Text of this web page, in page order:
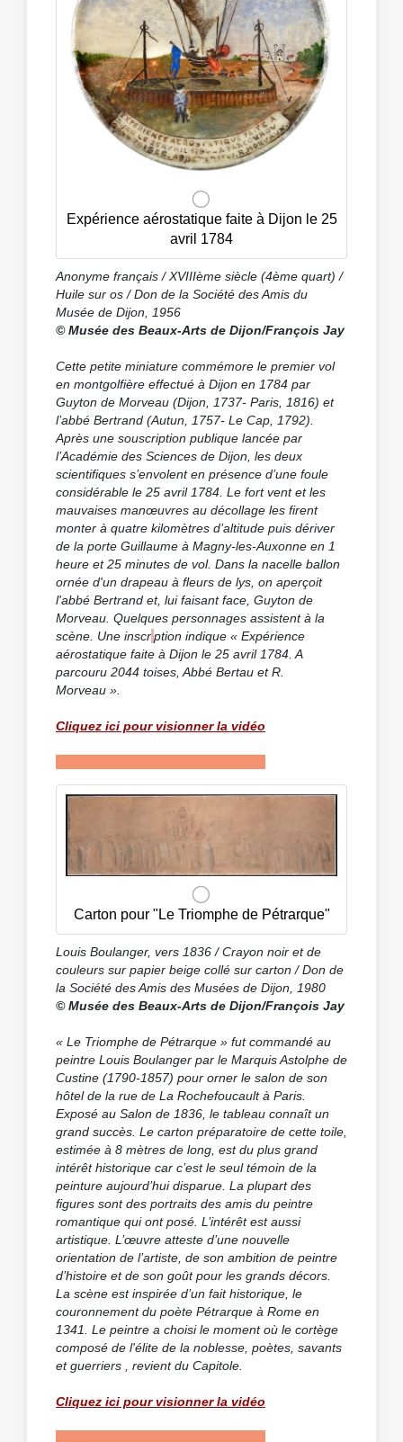
Expérience aérostatique faite à Dijon le 25
avril 1784
Anonyme français / XVIIIème siècle (4ème quart) /
Huile sur os / Don de la Société des Amis du
Musée de Dijon, 1956
© Musée des Beaux-Arts de Dijon/François Jay
Cette petite miniature commémore le premier vol
en montgolfière effectué à Dijon en 1784 par
Guyton de Morveau (Dijon, 1737- Paris, 1816) et
l’abbé Bertrand (Autun, 1757- Le Cap, 1792).
Après une souscription publique lancée par
l’Académie des Sciences de Dijon, les deux
scientifiques s’envolent en présence d’une foule
considérable le 25 avril 1784. Le fort vent et les
mauvaises manœuvres au décollage les firent
monter à quatre kilomètres d’altitude puis dériver
de la porte Guillaume à Magny-les-Auxonne en 1
heure et 25 minutes de vol. Dans la nacelle ballon
ornée d'un drapeau à fleurs de lys, on aperçoit
l'abbé Bertrand et, lui faisant face, Guyton de
Morveau. Quelques personnages assistent à la
scène. Une inscrption indique « Expérience
aérostatique faite à Dijon le 25 avril 1784. A
parcouru 2044 toises, Abbé Bertau et R.
Morveau ».
Cliquez ici pour visionner la vidéo
Carton pour "Le Triomphe de Pétrarque"
Louis Boulanger, vers 1836 / Crayon noir et de
couleurs sur papier beige collé sur carton / Don de
la Société des Amis des Musées de Dijon, 1980
© Musée des Beaux-Arts de Dijon/François Jay
« Le Triomphe de Pétrarque » fut commandé au
peintre Louis Boulanger par le Marquis Astolphe de
Custine (1790-1857) pour orner le salon de son
hôtel de la rue de La Rochefoucault à Paris.
Exposé au Salon de 1836, le tableau connaît un
grand succès. Le carton préparatoire de cette toile,
estimée à 8 mètres de long, est du plus grand
intérêt historique car c’est le seul témoin de la
peinture aujourd’hui disparue. La plupart des
figures sont des portraits des amis du peintre
romantique qui ont posé. L’intérêt est aussi
artistique. L’œuvre atteste d’une nouvelle
orientation de l’artiste, de son ambition de peintre
d’histoire et de son goût pour les grands décors.
La scène est inspirée d’un fait historique, le
couronnement du poète Pétrarque à Rome en
1341. Le peintre a choisi le moment où le cortège
composé de l'élite de la noblesse, poètes, savants
et guerriers , revient du Capitole.
Cliquez ici pour visionner la vidéo